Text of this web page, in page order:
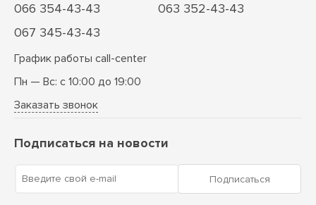
066 354-43-43
063 352-43-43
067 345-43-43
График работы call-center
Пн — Вс: с 10:00 до 19:00
Заказать звонок
Подписаться на новости
Введите свой e-mail Подписаться